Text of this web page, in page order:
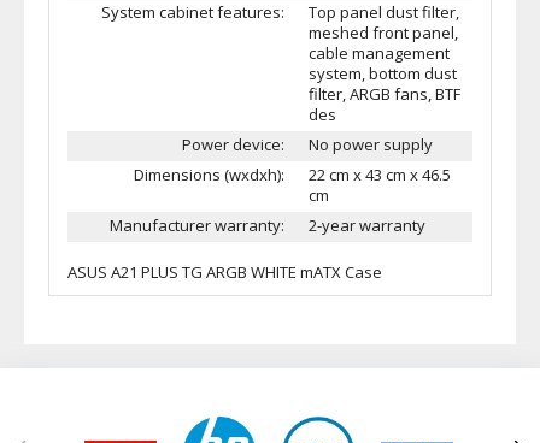
System cabinet features:
Top panel dust filter,
meshed front panel,
cable management
system, bottom dust
filter, ARGB fans, BTF
des
Power device:
No power supply
Dimensions (wxdxh):
22 cm x 43 cm x 46.5
cm
Manufacturer warranty:
2-year warranty
ASUS A21 PLUS TG ARGB WHITE mATX Case